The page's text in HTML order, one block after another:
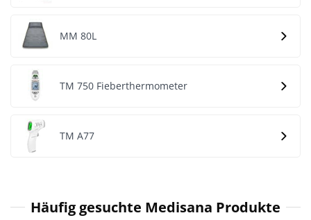
MM 80L
TM 750 Fieberthermometer
TM A77
Häufig gesuchte Medisana Produkte